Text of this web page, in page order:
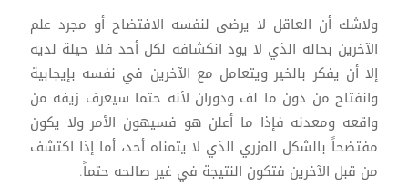
ولاشك أن العاقل لا يرضى لنفسه الافتضاح أو مجرد علم
الآخرين بحاله الذي لا يود انكشافه لكل أحد فلا حيلة لديه
إلا أن يفكر بالخير ويتعامل مع الآخرين في نفسه بإيجابية
وانفتاح من دون ما لف ودوران لأنه حتما سيعرف زيفه من
واقعه ومعدنه فإذا ما أعلن هو فسيهون الأمر ولا يكون
مفتضحاً بالشكل المزري الذي لا يتمناه أحد، أما إذا اكتشف
من قبل الآخرين فتكون النتيجة في غير صالحه حتماً.